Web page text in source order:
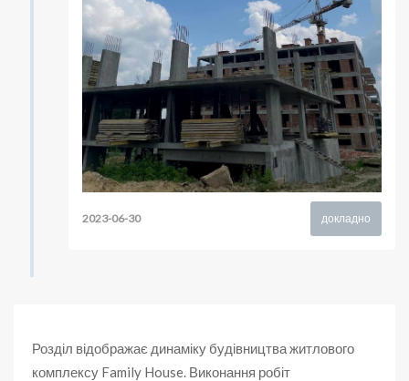
докладно
2023-06-30
Розділ відображає динаміку будівництва житлового
комплексу Family House. Виконання робіт